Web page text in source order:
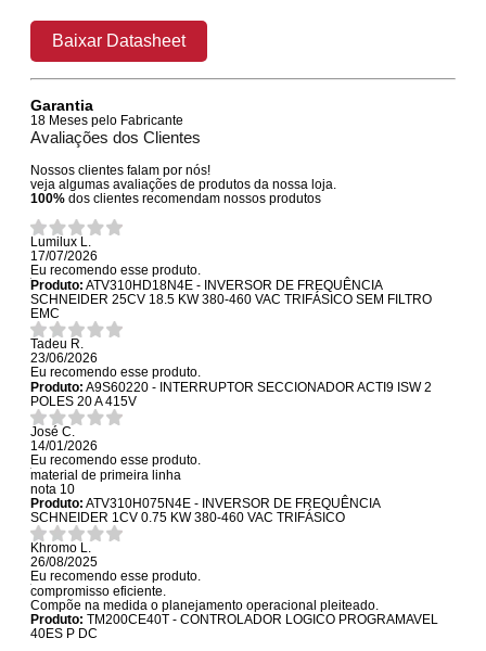
Baixar Datasheet
Garantia
18 Meses pelo Fabricante
Avaliações dos Clientes
Nossos clientes falam por nós!
veja algumas avaliações de produtos da nossa loja.
100% dos clientes recomendam nossos produtos
Lumilux L.
17/07/2026
Eu recomendo esse produto.
Produto: ATV310HD18N4E - INVERSOR DE FREQUÊNCIA
SCHNEIDER 25CV 18.5 KW 380-460 VAC TRIFÁSICO SEM FILTRO
EMC
Tadeu R.
23/06/2026
Eu recomendo esse produto.
Produto: A9S60220 - INTERRUPTOR SECCIONADOR ACTI9 ISW 2
POLES 20 A 415V
José C.
14/01/2026
Eu recomendo esse produto.
material de primeira linha
nota 10
Produto: ATV310H075N4E - INVERSOR DE FREQUÊNCIA
SCHNEIDER 1CV 0.75 KW 380-460 VAC TRIFÁSICO
Khromo L.
26/08/2025
Eu recomendo esse produto.
compromisso eficiente.
Compõe na medida o planejamento operacional pleiteado.
Produto: TM200CE40T - CONTROLADOR LOGICO PROGRAMAVEL
40ES P DC